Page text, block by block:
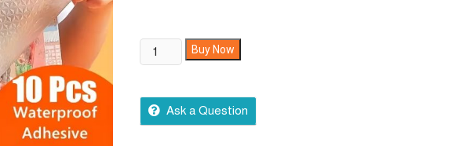
Buy Now
Ask a Question